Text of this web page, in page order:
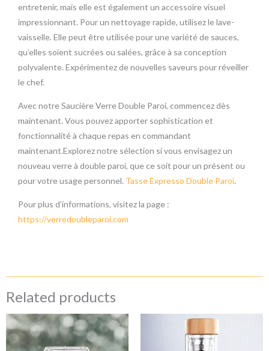
entretenir, mais elle est également un accessoire visuel
impressionnant. Pour un nettoyage rapide, utilisez le lave-
vaisselle. Elle peut être utilisée pour une variété de sauces,
qu’elles soient sucrées ou salées, grâce à sa conception
polyvalente. Expérimentez de nouvelles saveurs pour réveiller
le chef.
Avec notre Saucière Verre Double Paroi, commencez dès
maintenant. Vous pouvez apporter sophistication et
fonctionnalité à chaque repas en commandant
maintenant.Explorez notre sélection si vous envisagez un
nouveau verre à double paroi, que ce soit pour un présent ou
pour votre usage personnel. Tasse Expresso Double Paroi.
Pour plus d’informations, visitez la page :
https://verredoubleparoi.com
Related products